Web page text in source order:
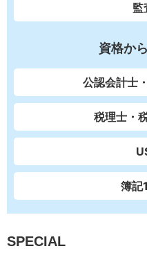
監
資格か
公認会計士
税理士・
簿記
SPECIAL